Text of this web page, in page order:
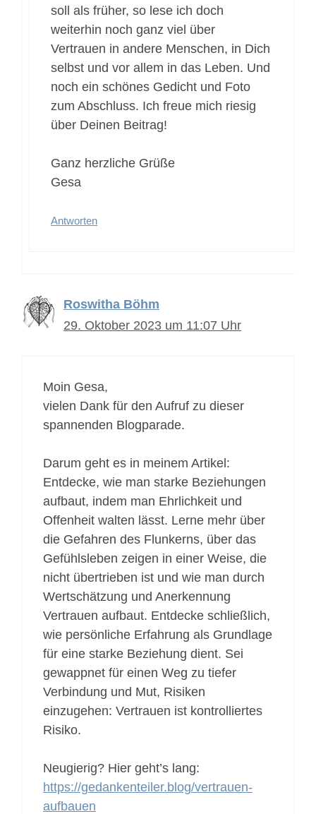
soll als früher, so lese ich doch
weiterhin noch ganz viel über
Vertrauen in andere Menschen, in Dich
selbst und vor allem in das Leben. Und
noch ein schönes Gedicht und Foto
zum Abschluss. Ich freue mich riesig
über Deinen Beitrag!
Ganz herzliche Grüße
Gesa
Antworten
Roswitha Böhm
29. Oktober 2023 um 11:07 Uhr
Moin Gesa,
vielen Dank für den Aufruf zu dieser
spannenden Blogparade.
Darum geht es in meinem Artikel:
Entdecke, wie man starke Beziehungen
aufbaut, indem man Ehrlichkeit und
Offenheit walten lässt. Lerne mehr über
die Gefahren des Flunkerns, über das
Gefühlsleben zeigen in einer Weise, die
nicht übertrieben ist und wie man durch
Wertschätzung und Anerkennung
Vertrauen aufbaut. Entdecke schließlich,
wie persönliche Erfahrung als Grundlage
für eine starke Beziehung dient. Sei
gewappnet für einen Weg zu tiefer
Verbindung und Mut, Risiken
einzugehen: Vertrauen ist kontrolliertes
Risiko.
Neugierig? Hier geht’s lang:
https://gedankenteiler.blog/vertrauen-
aufbauen